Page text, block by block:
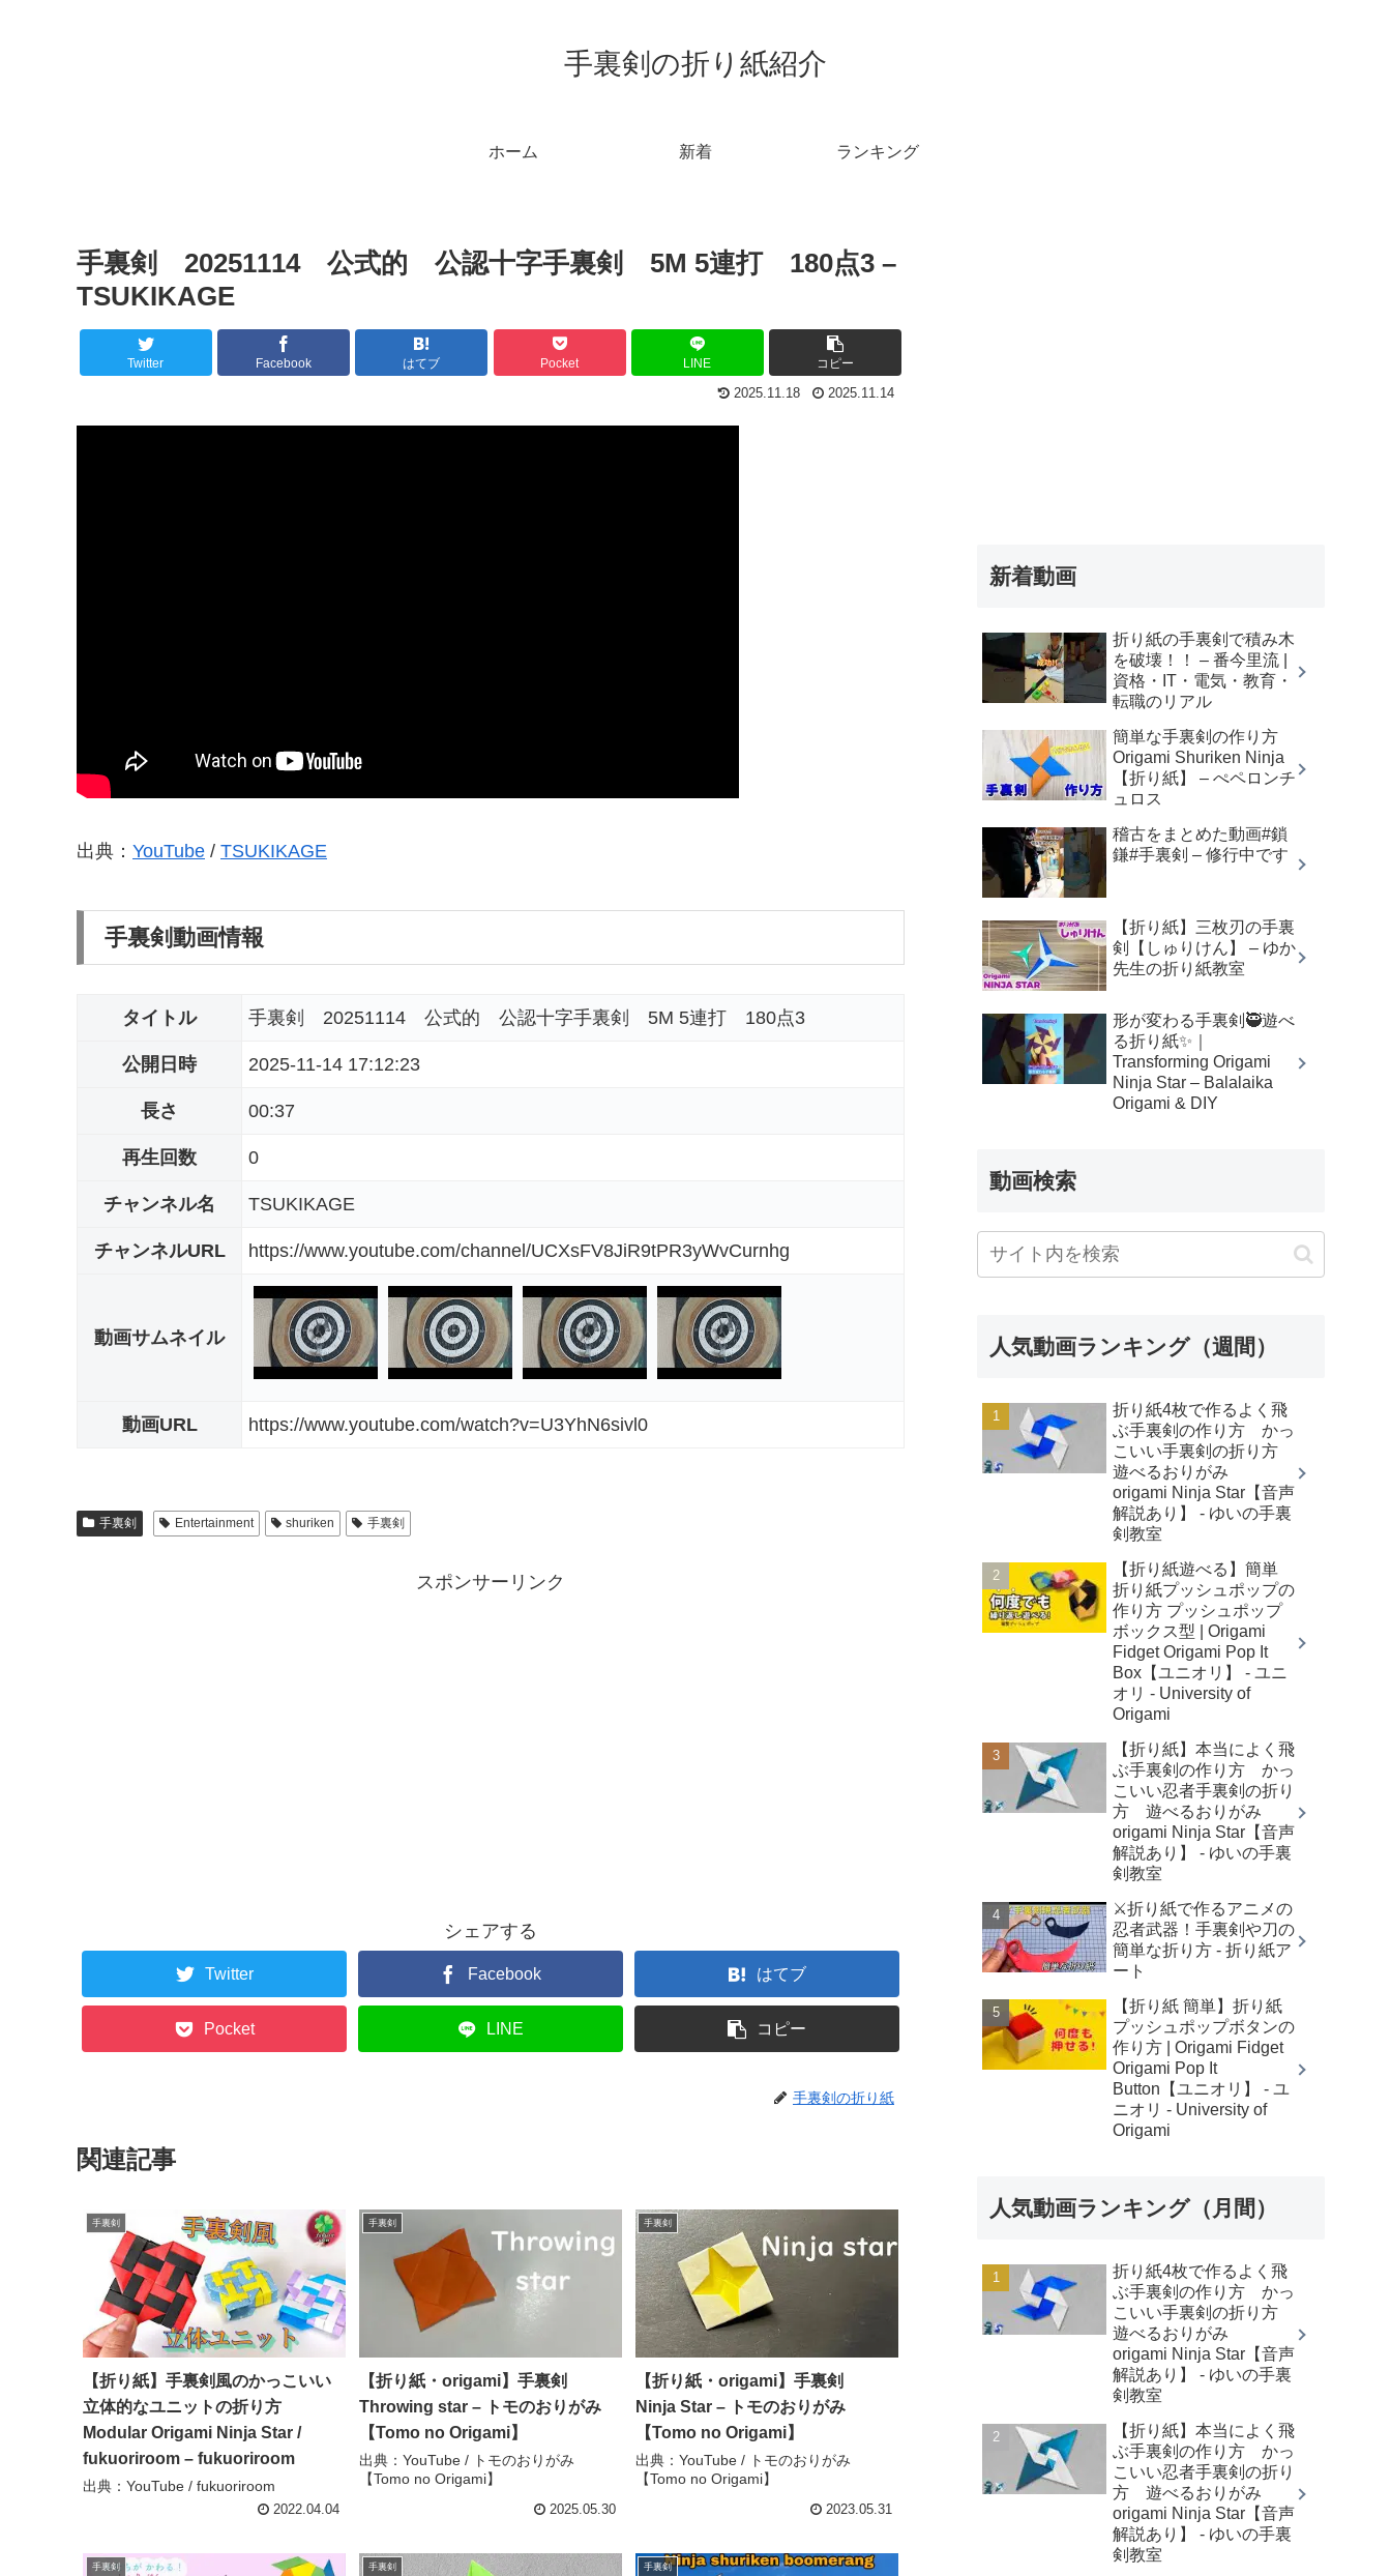
手裏剣の折り紙紹介
ホーム 新着 ランキング
手裏剣 20251114 公式的 公認十字手裏剣 5M 5連打 180点3 –
TSUKIKAGE
Twitter Facebook はてブ Pocket LINE コピー
2025.11.18 2025.11.14
出典： YouTube / TSUKIKAGE
手裏剣動画情報
タイトル 手裏剣 20251114 公式的 公認十字手裏剣 5M 5連打 180点3
公開日時 2025-11-14 17:12:23
長さ 00:37
再生回数 0
チャンネル名 TSUKIKAGE
チャンネルURL https://www.youtube.com/channel/UCXsFV8JiR9tPR3yWvCurnhg
動画サムネイル
動画URL https://www.youtube.com/watch?v=U3YhN6sivl0
手裏剣 Entertainment shuriken 手裏剣
スポンサーリンク
シェアする
Twitter Facebook はてブ
Pocket LINE コピー
手裏剣の折り紙
関連記事
手裏剣
【折り紙】手裏剣風のかっこいい
立体的なユニットの折り方
Modular Origami Ninja Star /
fukuoriroom – fukuoriroom
出典：YouTube / fukuoriroom
2022.04.04
手裏剣
【折り紙・origami】手裏剣
Throwing star – トモのおりがみ
【Tomo no Origami】
出典：YouTube / トモのおりがみ
【Tomo no Origami】
2025.05.30
手裏剣
【折り紙・origami】手裏剣
Ninja Star – トモのおりがみ
【Tomo no Origami】
出典：YouTube / トモのおりがみ
【Tomo no Origami】
2023.05.31
手裏剣 手裏剣 手裏剣
新着動画
折り紙の手裏剣で積み木
を破壊！！ – 番今里流 |
資格・IT・電気・教育・
転職のリアル
簡単な手裏剣の作り方
Origami Shuriken Ninja
【折り紙】 – ぺペロンチ
ュロス
稽古をまとめた動画#鎖
鎌#手裏剣 – 修行中です
【折り紙】三枚刃の手裏
剣【しゅりけん】 – ゆか
先生の折り紙教室
形が変わる手裏剣🥷遊べ
る折り紙✨｜
Transforming Origami
Ninja Star – Balalaika
Origami & DIY
動画検索
人気動画ランキング（週間）
折り紙4枚で作るよく飛
ぶ手裏剣の作り方 かっ
こいい手裏剣の折り方
遊べるおりがみ
origami Ninja Star【音声
解説あり】 - ゆいの手裏
剣教室
【折り紙遊べる】簡単
折り紙プッシュポップの
作り方 プッシュポップ
ボックス型 | Origami
Fidget Origami Pop It
Box【ユニオリ】 - ユニ
オリ - University of
Origami
【折り紙】本当によく飛
ぶ手裏剣の作り方 かっ
こいい忍者手裏剣の折り
方 遊べるおりがみ
origami Ninja Star【音声
解説あり】 - ゆいの手裏
剣教室
⚔️折り紙で作るアニメの
忍者武器！手裏剣や刀の
簡単な折り方 - 折り紙ア
ート
【折り紙 簡単】折り紙
プッシュポップボタンの
作り方 | Origami Fidget
Origami Pop It
Button【ユニオリ】 - ユ
ニオリ - University of
Origami
人気動画ランキング（月間）
折り紙4枚で作るよく飛
ぶ手裏剣の作り方 かっ
こいい手裏剣の折り方
遊べるおりがみ
origami Ninja Star【音声
解説あり】 - ゆいの手裏
剣教室
【折り紙】本当によく飛
ぶ手裏剣の作り方 かっ
こいい忍者手裏剣の折り
方 遊べるおりがみ
origami Ninja Star【音声
解説あり】 - ゆいの手裏
剣教室